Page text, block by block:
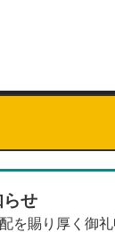
せ
を賜り厚く御礼